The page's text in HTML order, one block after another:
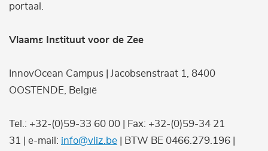
portaal.
Vlaams Instituut voor de Zee
InnovOcean Campus | Jacobsenstraat 1, 8400
OOSTENDE, België
Tel.: +32-(0)59-33 60 00 | Fax: +32-(0)59-34 21
31 | e-mail: info@vliz.be | BTW BE 0466.279.196 |